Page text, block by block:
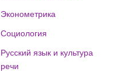
Эконометрика
Социология
Русский язык и культура
речи